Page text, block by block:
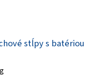
stĺpy s batériou